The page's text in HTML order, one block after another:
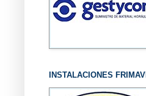
INSTALACIONES FRIMAVI